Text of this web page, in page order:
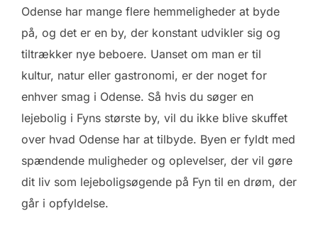
Odense har mange flere hemmeligheder at byde
på, og det er en by, der konstant udvikler sig og
tiltrækker nye beboere. Uanset om man er til
kultur, natur eller gastronomi, er der noget for
enhver smag i Odense. Så hvis du søger en
lejebolig i Fyns største by, vil du ikke blive skuffet
over hvad Odense har at tilbyde. Byen er fyldt med
spændende muligheder og oplevelser, der vil gøre
dit liv som lejeboligsøgende på Fyn til en drøm, der
går i opfyldelse.